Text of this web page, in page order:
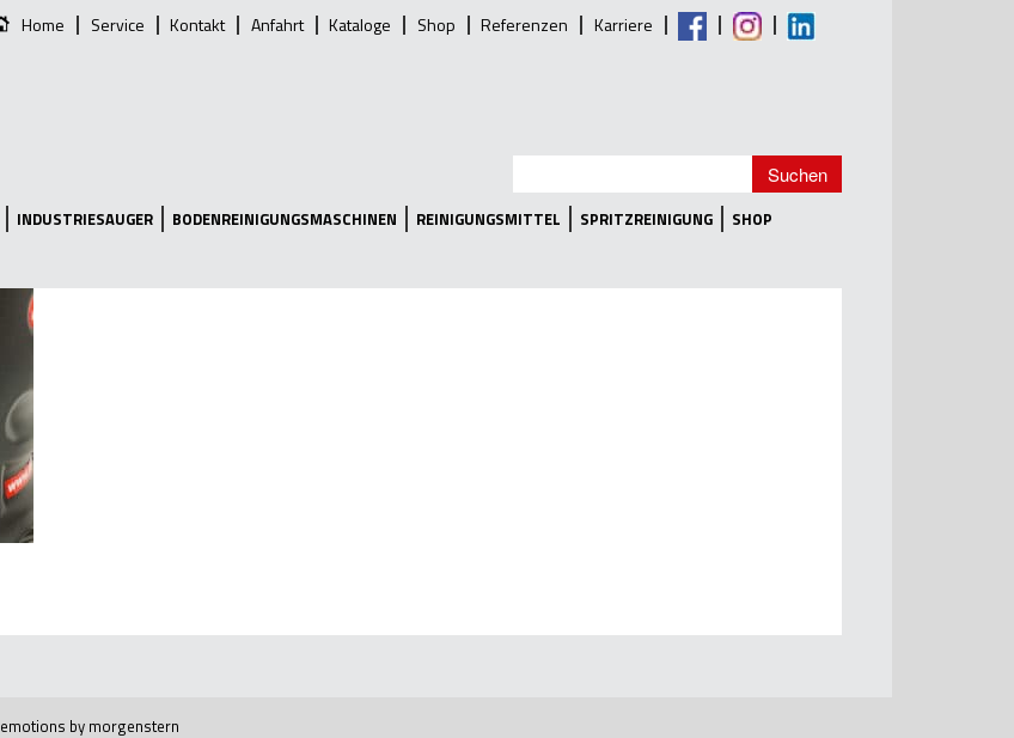
Home Service Kontakt Anfahrt Kataloge Shop Referenzen Karriere
INDUSTRIESAUGER BODENREINIGUNGSMASCHINEN REINIGUNGSMITTEL SPRITZREINIGUNG
SHOP
emotions by morgenstern